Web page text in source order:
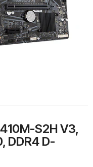
S2H V3,
DDR4 D-